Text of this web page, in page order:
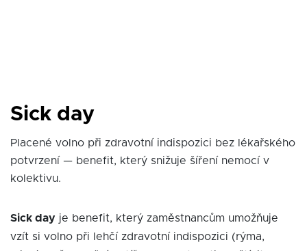
Sick day
Placené volno při zdravotní indispozici bez lékařského
potvrzení — benefit, který snižuje šíření nemocí v
kolektivu.
Sick day je benefit, který zaměstnancům umožňuje
vzít si volno při lehčí zdravotní indispozici (rýma,